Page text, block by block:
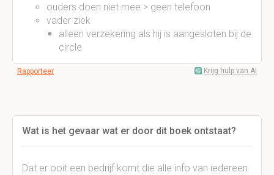
ouders doen niet mee > geen telefoon
vader ziek
alleen verzekering als hij is aangesloten bij de
circle
Rapporteer Krijg hulp van AI
Wat is het gevaar wat er door dit boek ontstaat?
Dat er ooit een bedrijf komt die alle info van iedereen